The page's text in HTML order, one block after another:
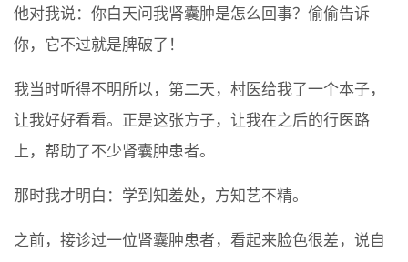
他对我说：你白天问我肾囊肿是怎么回事？偷偷告诉
你，它不过就是脾破了！
我当时听得不明所以，第二天，村医给我了一个本子，
让我好好看看。正是这张方子，让我在之后的行医路
上，帮助了不少肾囊肿患者。
那时我才明白：学到知羞处，方知艺不精。
之前，接诊过一位肾囊肿患者，看起来脸色很差，说自